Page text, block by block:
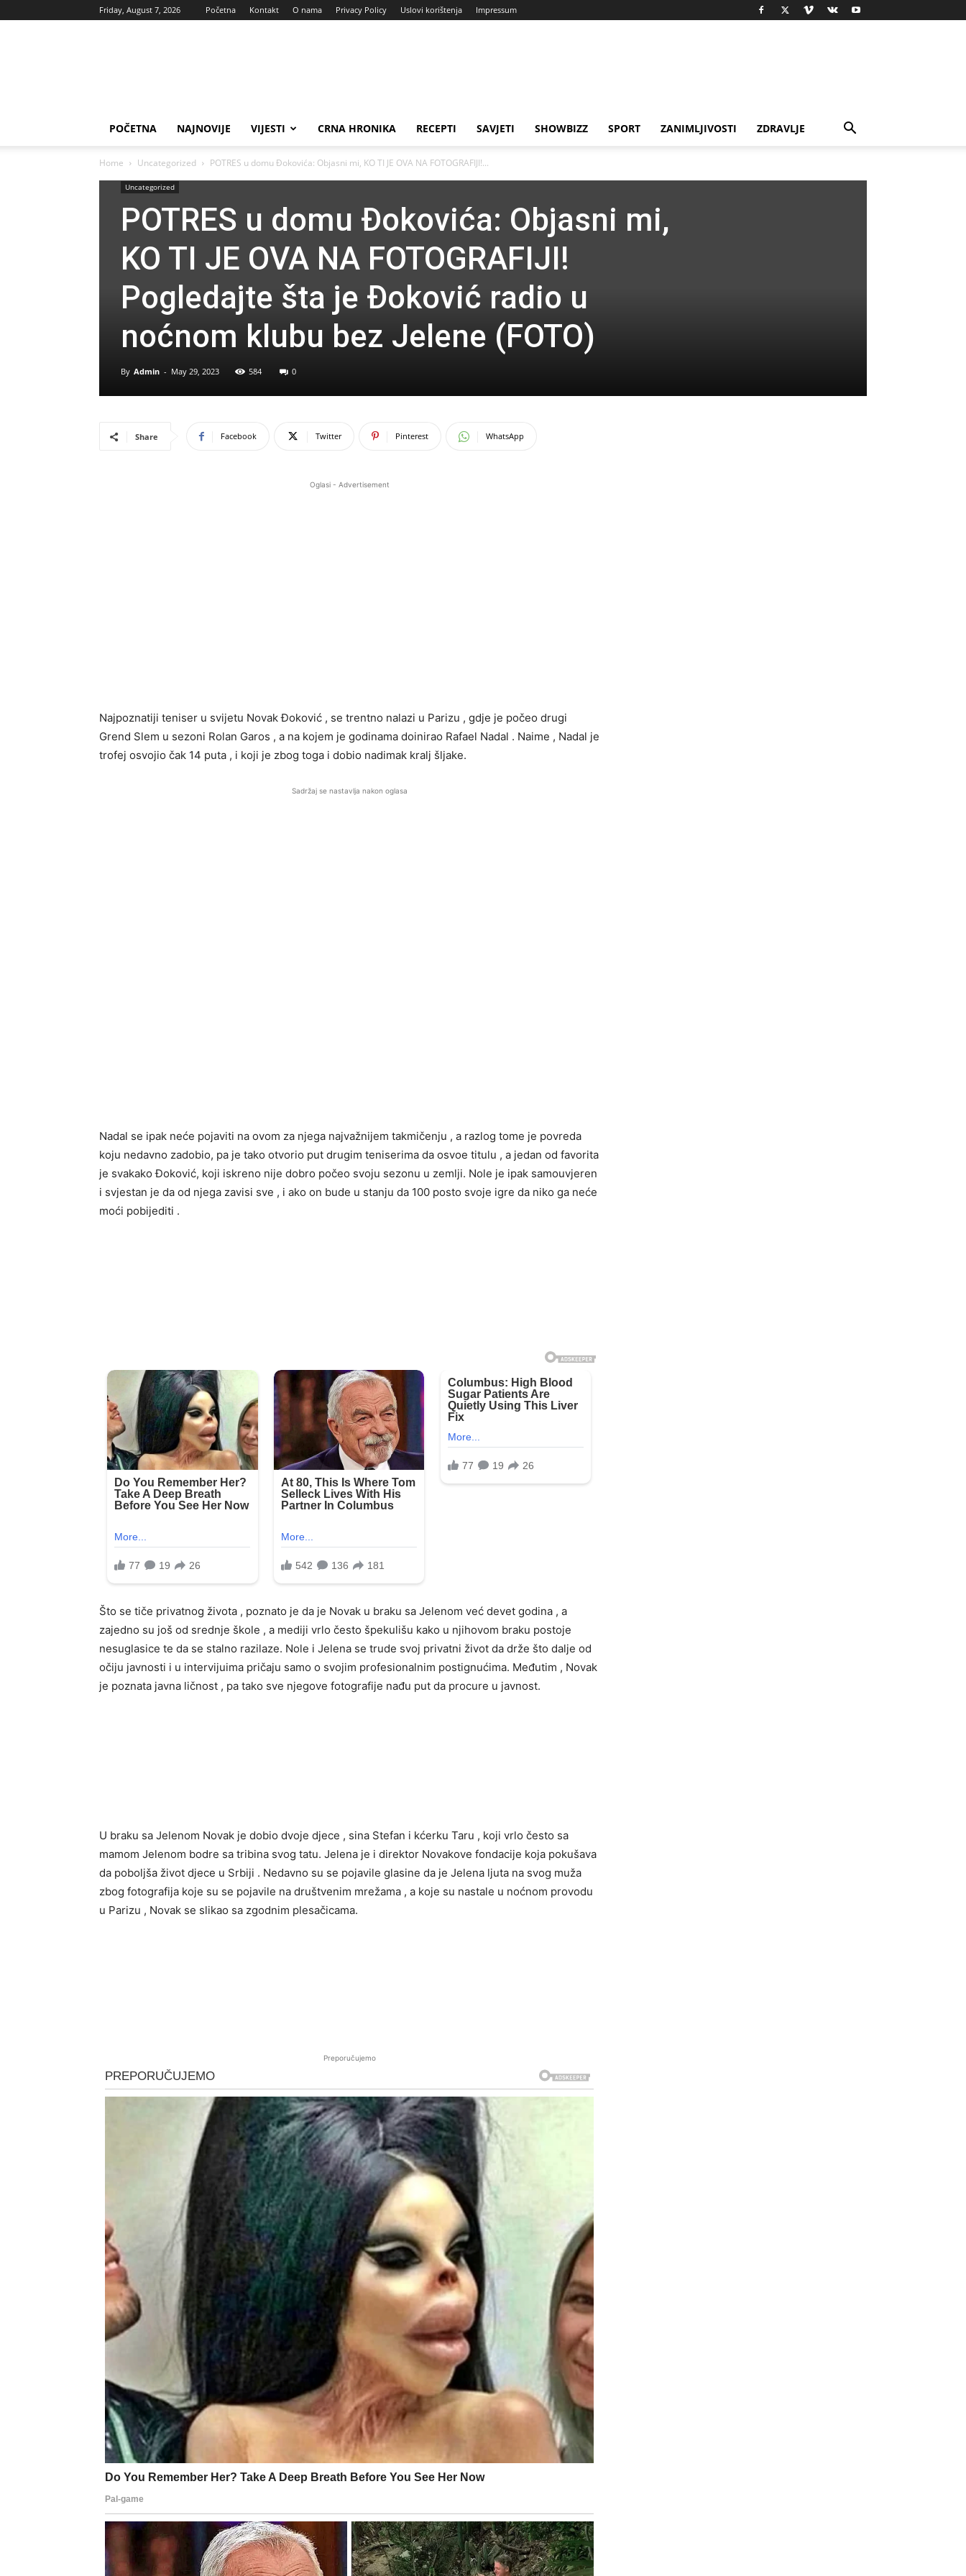
Friday, August 7, 2026 Početna Kontakt O nama Privacy Policy Uslovi korištenja Impressum
POČETNA NAJNOVIJE VIJESTI CRNA HRONIKA RECEPTI SAVJETI SHOWBIZZ SPORT ZANIMLJIVOSTI ZDRAVLJE
Home Uncategorized POTRES u domu Đokovića: Objasni mi, KO TI JE OVA NA FOTOGRAFIJI!...
Uncategorized
POTRES u domu Đokovića: Objasni mi,
KO TI JE OVA NA FOTOGRAFIJI!
Pogledajte šta je Đoković radio u
noćnom klubu bez Jelene (FOTO)
By Admin - May 29, 2023 584 0
Share Facebook Twitter Pinterest WhatsApp
Oglasi - Advertisement
Najpoznatiji teniser u svijetu Novak Đoković , se trentno nalazi u Parizu , gdje je počeo drugi
Grend Slem u sezoni Rolan Garos , a na kojem je godinama doinirao Rafael Nadal . Naime , Nadal je
trofej osvojio čak 14 puta , i koji je zbog toga i dobio nadimak kralj šljake.
Sadržaj se nastavlja nakon oglasa
Nadal se ipak neće pojaviti na ovom za njega najvažnijem takmičenju , a razlog tome je povreda
koju nedavno zadobio, pa je tako otvorio put drugim teniserima da osvoe titulu , a jedan od favorita
je svakako Đoković, koji iskreno nije dobro počeo svoju sezonu u zemlji. Nole je ipak samouvjeren
i svjestan je da od njega zavisi sve , i ako on bude u stanju da 100 posto svoje igre da niko ga neće
moći pobijediti .
Što se tiče privatnog života , poznato je da je Novak u braku sa Jelenom već devet godina , a
zajedno su još od srednje škole , a mediji vrlo često špekulišu kako u njihovom braku postoje
nesuglasice te da se stalno razilaze. Nole i Jelena se trude svoj privatni život da drže što dalje od
očiju javnosti i u intervijuima pričaju samo o svojim profesionalnim postignućima. Međutim , Novak
je poznata javna ličnost , pa tako sve njegove fotografije nađu put da procure u javnost.
U braku sa Jelenom Novak je dobio dvoje djece , sina Stefan i kćerku Taru , koji vrlo često sa
mamom Jelenom bodre sa tribina svog tatu. Jelena je i direktor Novakove fondacije koja pokušava
da poboljša život djece u Srbiji . Nedavno su se pojavile glasine da je Jelena ljuta na svog muža
zbog fotografija koje su se pojavile na društvenim mrežama , a koje su nastale u noćnom provodu
u Parizu , Novak se slikao sa zgodnim plesačicama.
Preporučujemo